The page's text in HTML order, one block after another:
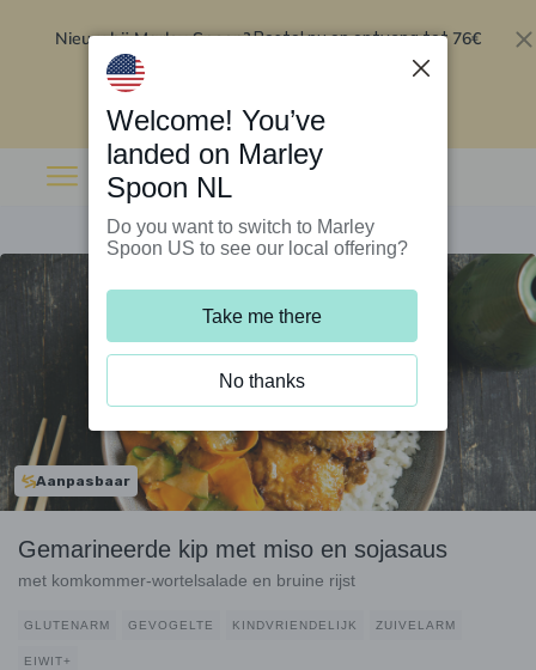
Nieuw bij Marley Spoon?Bestel nu en ontvang tot 76€
Aanpasbaar
Gemarineerde kip met miso en sojasaus
met komkommer-wortelsalade en bruine rijst
GLUTENARM GEVOGELTE KINDVRIENDELIJK ZUIVELARM
EIWIT+
Welcome! You’ve
landed on Marley
Spoon NL
Do you want to switch to Marley
Spoon US to see our local offering?
Take me there
No thanks